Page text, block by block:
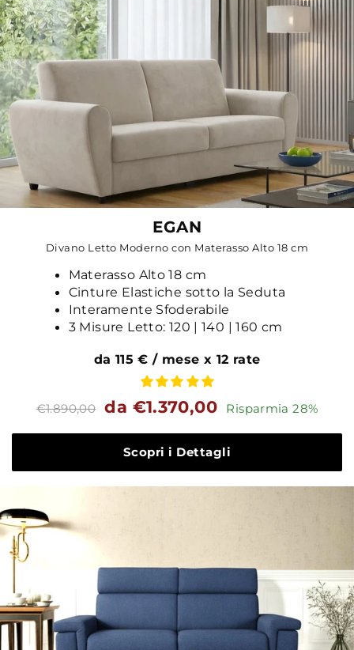
EGAN
Divano Letto Moderno con Materasso Alto 18 cm
Materasso Alto 18 cm
Cinture Elastiche sotto la Seduta
Interamente Sfoderabile
3 Misure Letto: 120 | 140 | 160 cm
da 115 € / mese x 12 rate
Prezzo
standard
€1.890,00 Prezzo
da €1.370,00 Risparmia 28%
Scopri i Dettagli